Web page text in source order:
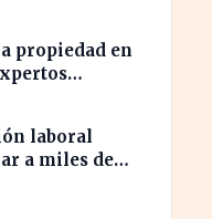
propiedad en
laboral
a miles de